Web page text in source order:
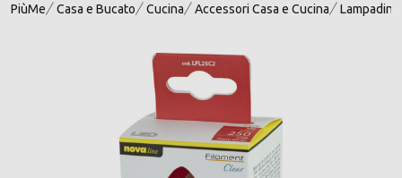
PiùMe Casa e Bucato Cucina Accessori Casa e Cucina Lampadine